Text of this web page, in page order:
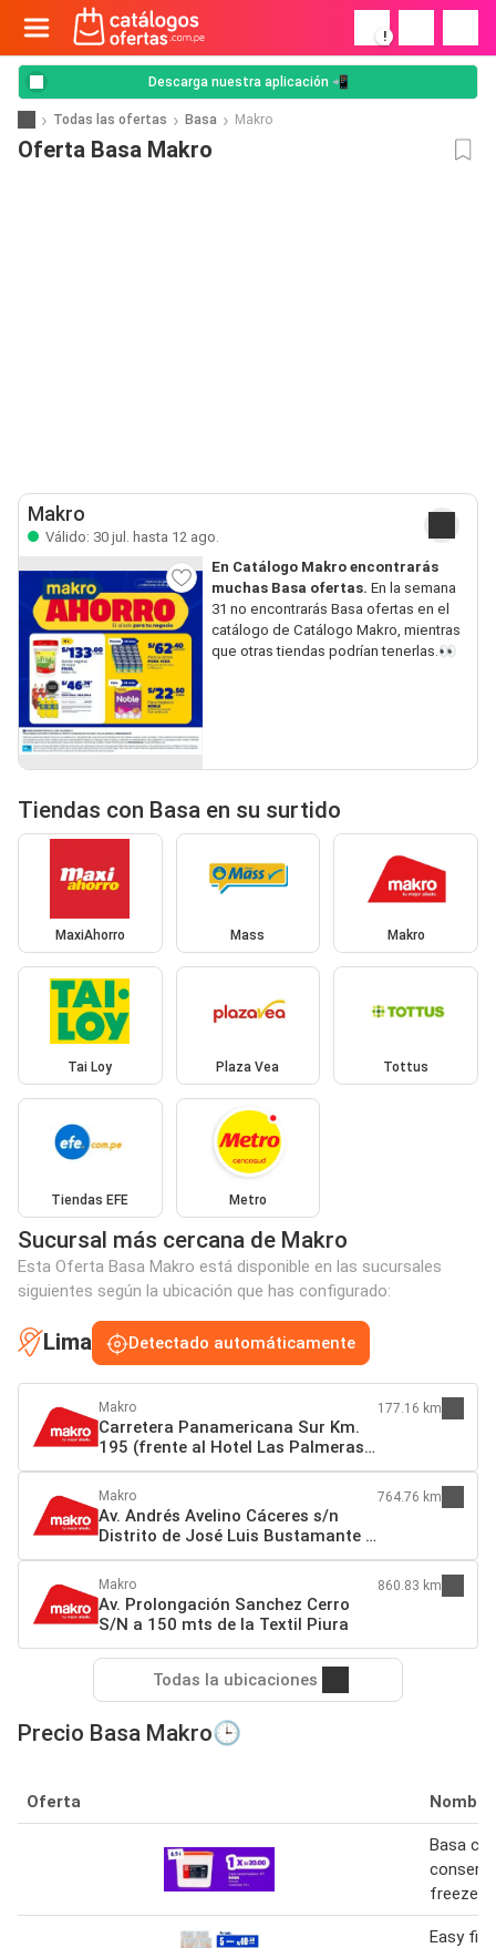
!
Descarga nuestra aplicación 📲
Todas las ofertas Basa Makro
Oferta Basa Makro
Makro
Válido: 30 jul. hasta 12 ago.
En Catálogo Makro encontrarás
muchas Basa ofertas. En la semana
31 no encontrarás Basa ofertas en el
catálogo de Catálogo Makro, mientras
que otras tiendas podrían tenerlas.👀
Tiendas con Basa en su surtido
MaxiAhorro Mass Makro
Tai Loy Plaza Vea Tottus
Tiendas EFE Metro
Sucursal más cercana de Makro
Esta Oferta Basa Makro está disponible en las sucursales
siguientes según la ubicación que has configurado:
Lima Detectado automáticamente
Makro
Carretera Panamericana Sur Km.
195 (frente al Hotel Las Palmeras)
Grocio Prado 11702 Chincha Alta
177.16 km
Makro
Av. Andrés Avelino Cáceres s/n
Distrito de José Luis Bustamante y
Rivero (a 1 cdra. del by pass)
Arequipa
764.76 km
Makro
Av. Prolongación Sanchez Cerro
S/N a 150 mts de la Textil Piura
860.83 km
Todas la ubicaciones
Precio Basa Makro🕒
Oferta Nombre
Basa
freezer
Easy